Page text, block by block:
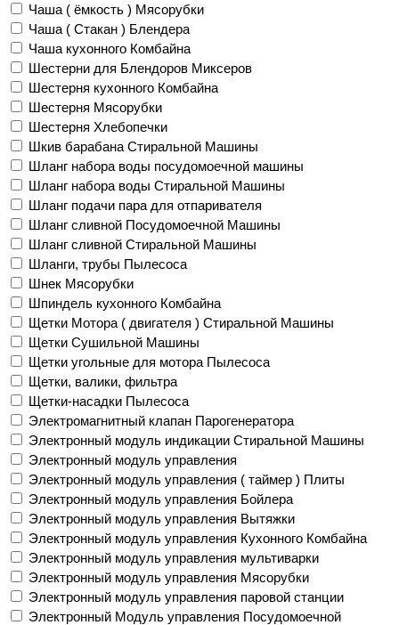
Чаша ( ёмкость ) Мясорубки
Чаша ( Стакан ) Блендера
Чаша кухонного Комбайна
Шестерни для Блендоров Миксеров
Шестерня кухонного Комбайна
Шестерня Мясорубки
Шестерня Хлебопечки
Шкив барабана Стиральной Машины
Шланг набора воды посудомоечной машины
Шланг набора воды Стиральной Машины
Шланг подачи пара для отпаривателя
Шланг сливной Посудомоечной Машины
Шланг сливной Стиральной Машины
Шланги, трубы Пылесоса
Шнек Мясорубки
Шпиндель кухонного Комбайна
Щетки Мотора ( двигателя ) Стиральной Машины
Щетки Сушильной Машины
Щетки угольные для мотора Пылесоса
Щетки, валики, фильтра
Щетки-насадки Пылесоса
Электромагнитный клапан Парогенератора
Электронный модуль индикации Стиральной Машины
Электронный модуль управления
Электронный модуль управления ( таймер ) Плиты
Электронный модуль управления Бойлера
Электронный модуль управления Вытяжки
Электронный модуль управления Кухонного Комбайна
Электронный модуль управления мультиварки
Электронный модуль управления Мясорубки
Электронный модуль управления паровой станции
Электронный Модуль управления Посудомоечной